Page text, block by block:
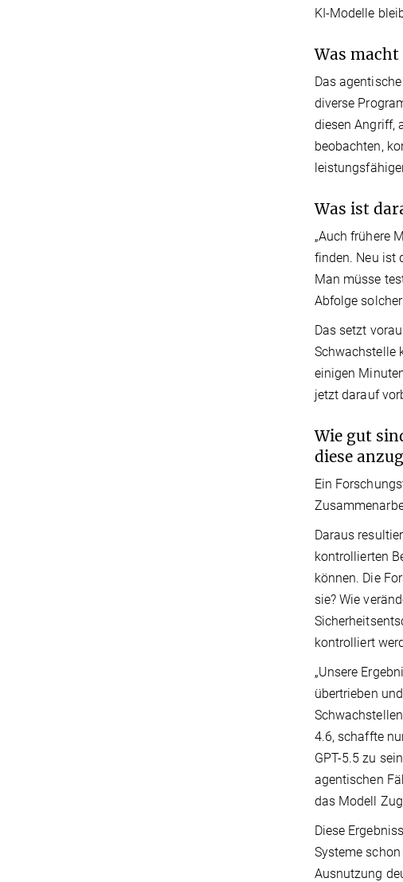
KI-Modelle
Was
Das
diverse
diesen Angriff,
beobachten,
Was ist
„Auch frühere
finden. Neu ist
Man müsse
Abfolge
Das setzt
Schwachstelle
einigen
jetzt darauf
Wie gut
diese
Ein
Daraus
kontrollierten
können. Die
sie? Wie
kontrolliert
„Unsere
übertrieben
4.6, schaffte
GPT-5.5 zu
agentischen
das Modell
Diese
Systeme
Ausnutzung